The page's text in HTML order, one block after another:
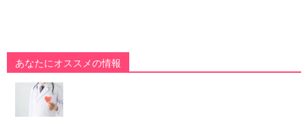
あなたにオススメの情報